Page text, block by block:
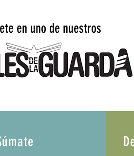
en uno de nuestros